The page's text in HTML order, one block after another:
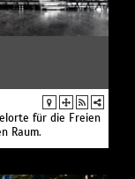
für die Freien
Raum.